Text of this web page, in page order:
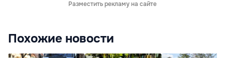
Разместить рекламу на сайте
Похожие новости